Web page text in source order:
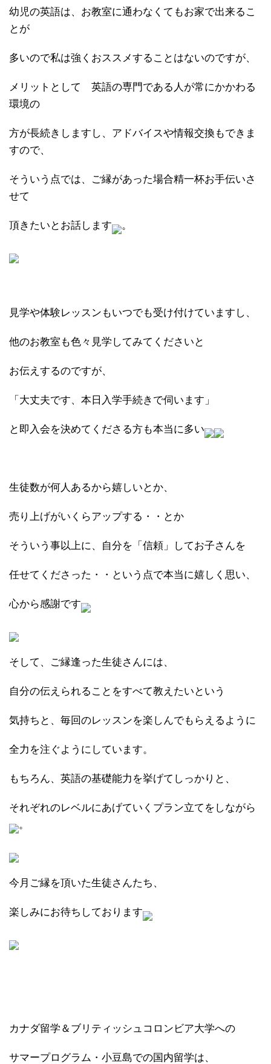
幼児の英語は、お教室に通わなくてもお家で出来るこ
とが
多いので私は強くおススメすることはないのですが、
メリットとして 英語の専門である人が常にかかわる
環境の
方が長続きしますし、アドバイスや情報交換もできま
すので、
そういう点では、ご縁があった場合精一杯お手伝いさ
せて
頂きたいとお話します 。
見学や体験レッスンもいつでも受け付けていますし、
他のお教室も色々見学してみてくださいと
お伝えするのですが、
「大丈夫です、本日入学手続きで伺います」
と即入会を決めてくださる方も本当に多い
生徒数が何人あるから嬉しいとか、
売り上げがいくらアップする・・とか
そういう事以上に、自分を「信頼」してお子さんを
任せてくださった・・という点で本当に嬉しく思い、
心から感謝です
そして、ご縁逢った生徒さんには、
自分の伝えられることをすべて教えたいという
気持ちと、毎回のレッスンを楽しんでもらえるように
全力を注ぐようにしています。
もちろん、英語の基礎能力を挙げてしっかりと、
それぞれのレベルにあげていくプラン立てをしながら
。
今月ご縁を頂いた生徒さんたち、
楽しみにお待ちしております
カナダ留学＆ブリティッシュコロンビア大学への
サマープログラム・小豆島での国内留学は、